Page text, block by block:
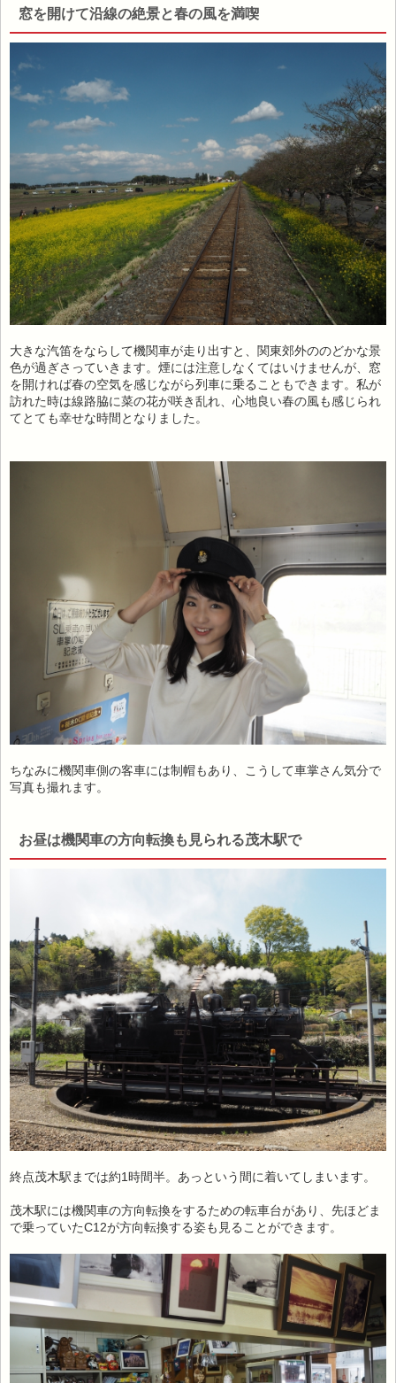
窓を開けて沿線の絶景と春の風を満喫
大きな汽笛をならして機関車が走り出すと、関東郊外ののどかな景
色が過ぎさっていきます。煙には注意しなくてはいけませんが、窓
を開ければ春の空気を感じながら列車に乗ることもできます。私が
訪れた時は線路脇に菜の花が咲き乱れ、心地良い春の風も感じられ
てとても幸せな時間となりました。
ちなみに機関車側の客車には制帽もあり、こうして車掌さん気分で
写真も撮れます。
お昼は機関車の方向転換も見られる茂木駅で
終点茂木駅までは約1時間半。あっという間に着いてしまいます。
茂木駅には機関車の方向転換をするための転車台があり、先ほどま
で乗っていたC12が方向転換する姿も見ることができます。